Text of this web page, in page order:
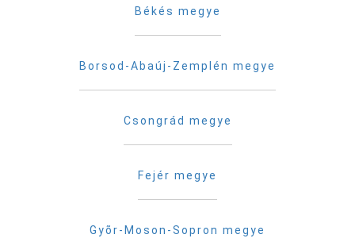
Békés megye
Borsod-Abaúj-Zemplén megye
Csongrád megye
Fejér megye
Gyõr-Moson-Sopron megye